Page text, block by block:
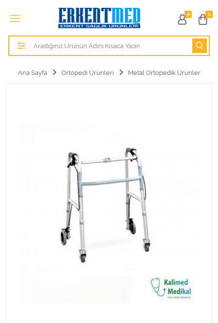
0
Tüm Kategoriler
Alezler
Hasta Bakım Ürünleri
Hastane Mobilyaları
Kişisel Bakım ve Sağlık
Kişisel Bakım ve Sağlık
Ana Sayfa Ortopedi Ürünleri Metal Ortopedik Ürünler